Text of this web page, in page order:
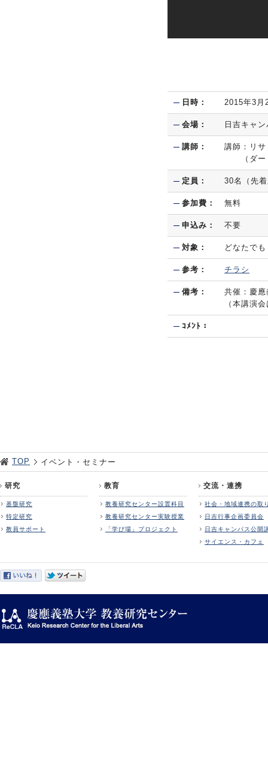
日時： 2015年3
会場： 日吉キャ
講師：
講師：リ
（ダート
定員： 30名（先
参加費： 無料
申込み： 不要
対象： どなたで
参考： チラシ
備考：
共催：慶
（本講演
ｺﾒﾝﾄ：
TOP イベント・セミナー
研究
基盤研究
特定研究
教員サポート
教育
教養研究センター設置科目
教養研究センター実験授業
「学び場」プロジェクト
交流・連携
社会・地域連携の取
日吉行事企画委員会
日吉キャンパス公開
サイエンス・カフェ